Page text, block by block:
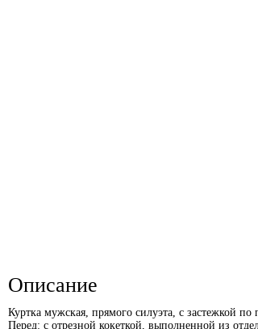
Описание
Куртка мужская, прямого силуэта, с застежкой
Перед: с отрезной кокеткой, выполненной из